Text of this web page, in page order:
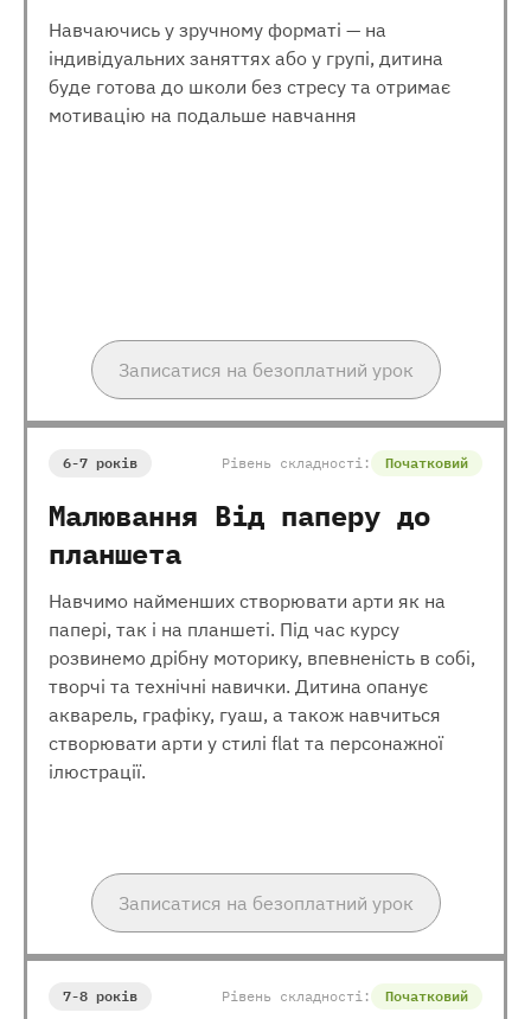
Навчаючись у зручному форматі — на
індивідуальних заняттях або у групі, дитина
буде готова до школи без стресу та отримає
мотивацію на подальше навчання
Записатися на безоплатний урок
6-7 років Рівень складності: Початковий
Малювання Від паперу до
планшета
Навчимо найменших створювати арти як на
папері, так і на планшеті. Під час курсу
розвинемо дрібну моторику, впевненість в собі,
творчі та технічні навички. Дитина опанує
акварель, графіку, гуаш, а також навчиться
створювати арти у стилі flat та персонажної
ілюстрації.
Записатися на безоплатний урок
7-8 років Рівень складності: Початковий